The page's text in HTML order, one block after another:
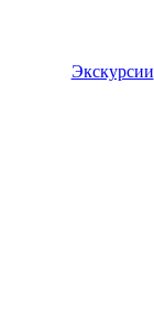
Экскурсии